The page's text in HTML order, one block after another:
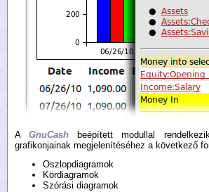
AGnuCash beépített modullal
grafikonjainak megjelenítéséhez a következő
Oszlopdiagramok
Kördiagramok
Szórási diagramok